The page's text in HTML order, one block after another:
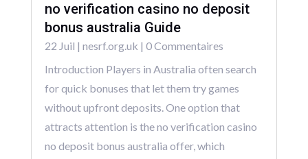
no verification casino no deposit
bonus australia Guide
22 Juil | nesrf.org.uk | 0 Commentaires
Introduction Players in Australia often search
for quick bonuses that let them try games
without upfront deposits. One option that
attracts attention is the no verification casino
no deposit bonus australia offer, which